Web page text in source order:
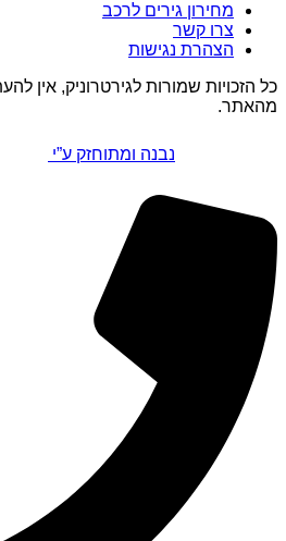
מחירון גירים לרכב
צרו קשר
הצהרת נגישות
כל הזכויות שמורות לגירטרוניק, אין
מהאתר.
נבנה ומתוחזק ע”י